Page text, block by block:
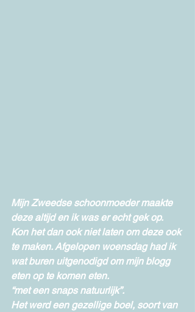
Mijn Zweedse schoonmoeder maakte
deze altijd en ik was er echt gek op.
Kon het dan ook niet laten om deze ook
te maken. Afgelopen woensdag had ik
wat buren uitgenodigd om mijn blogg
eten op te komen eten.
“met een snaps natuurlijk”.
Het werd een gezellige boel, soort van